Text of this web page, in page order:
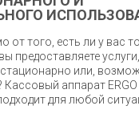
от того, есть ли у вас
предоставляете
стационарно или,
аппарат ERGO
для любой